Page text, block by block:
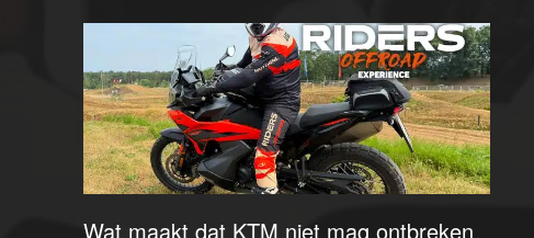
Wat maakt dat KTM niet mag ontbreken